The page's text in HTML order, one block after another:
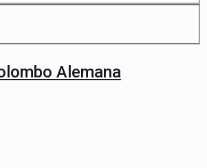
Alemana